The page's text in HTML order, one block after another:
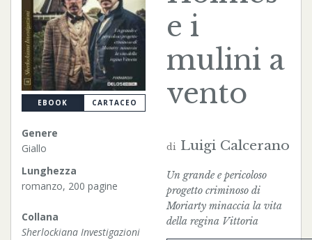
EBOOK CARTACEO
Genere
Giallo
Lunghezza
romanzo, 200 pagine
Collana
Sherlockiana Investigazioni
e i
mulini a
vento
di Luigi Calcerano
Un grande e pericoloso
progetto criminoso di
Moriarty minaccia la vita
della regina Vittoria